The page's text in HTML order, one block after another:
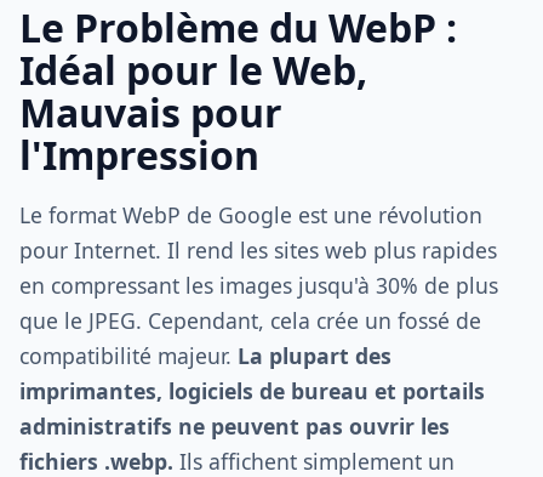
Le Problème du WebP :
Idéal pour le Web,
Mauvais pour
l'Impression
Le format WebP de Google est une révolution
pour Internet. Il rend les sites web plus rapides
en compressant les images jusqu'à 30% de plus
que le JPEG. Cependant, cela crée un fossé de
compatibilité majeur. La plupart des
imprimantes, logiciels de bureau et portails
administratifs ne peuvent pas ouvrir les
fichiers .webp. Ils affichent simplement un